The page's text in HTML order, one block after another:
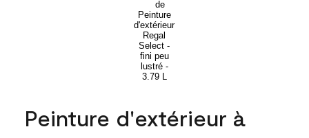
Peinture d'extérieur à